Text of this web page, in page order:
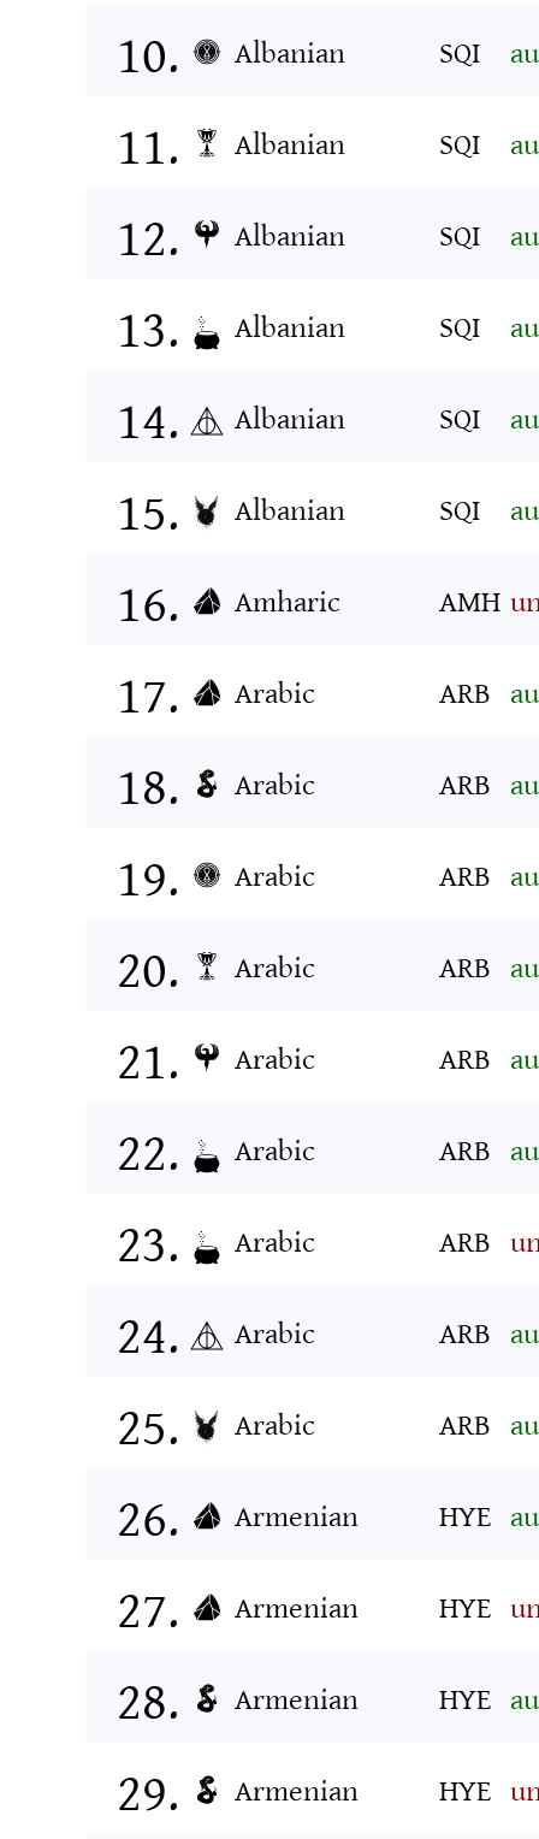
Albanian
SQI
Albanian
SQI
Albanian
SQI
Albanian
SQI
Albanian
SQI
Albanian
SQI
Amharic
AMH
Arabic
ARB
Arabic
ARB
Arabic
ARB
Arabic
ARB
Arabic
ARB
Arabic
ARB
Arabic
ARB
Arabic
ARB
Arabic
ARB
Armenian
HYE
Armenian
HYE
Armenian
HYE
Armenian
HYE